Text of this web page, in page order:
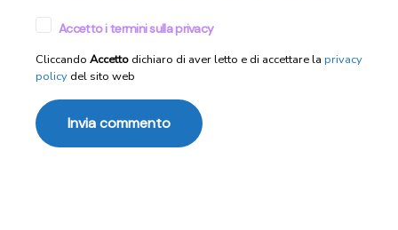
Accetto i termini sulla privacy
Cliccando Accetto dichiaro di aver letto e di accettare la privacy
policy del sito web